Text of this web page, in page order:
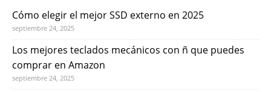
Cómo elegir el mejor SSD externo en 2025
septiembre 24, 2025
Los mejores teclados mecánicos con ñ que puedes
comprar en Amazon
septiembre 24, 2025